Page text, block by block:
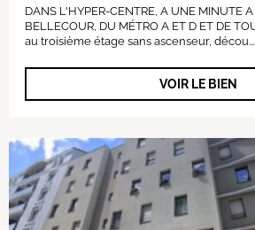
DANS L'HYPER-CENTRE, A UNE MINUTE
BELLECOUR, DU MÉTRO A ET D ET DE
au troisième étage sans ascenseur, décou...
VOIR LE BIEN